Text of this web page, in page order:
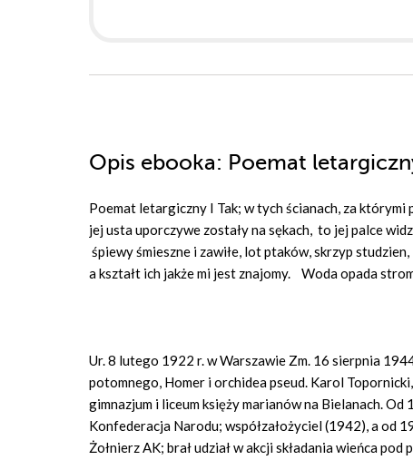
Opis ebooka: Poemat
Po­emat le­tar­gicz­ny I Tak; w tych ścia­nach, za
jej usta upo­rczy­we zo­sta­ły na sę­kach, to jej pal­ce
śpie­wy śmiesz­ne i za­wi­łe, lot pta­ków, skrzyp
a kształt ich jak­że mi jest zna­jo­my. Wo­da opa­da
Ur. 8 lutego 1922 r. w Warszawie Zm. 16 sierpnia
potomnego, Homer i orchidea pseud. Karol
gimnazjum i liceum księży marianów na Bielanach.
Konfederacja Narodu; współzałożyciel (1942), a od
Żołnierz AK; brał udział w akcji składania wieńca